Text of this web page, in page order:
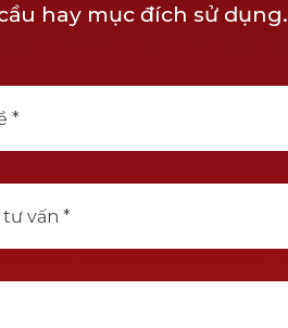
hay mục đích sử dụng.